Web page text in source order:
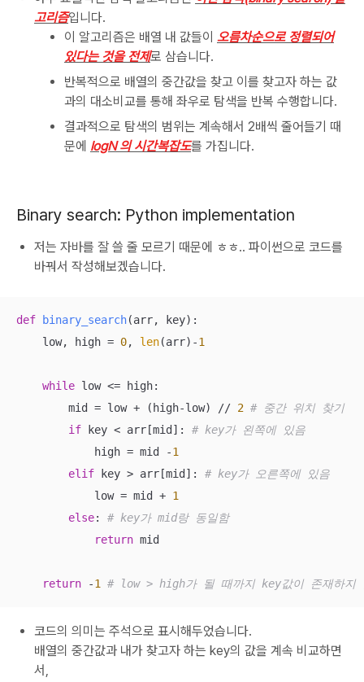
고리즘입니다.
이 알고리즘은 배열 내 값들이 오름차순으로 정렬되어
있다는 것을 전제로 삼습니다.
반복적으로 배열의 중간값을 찾고 이를 찾고자 하는 값
과의 대소비교를 통해 좌우로 탐색을 반복 수행합니다.
결과적으로 탐색의 범위는 계속해서 2배씩 줄어들기 때
문에 logN 의 시간복잡도를 가집니다.
Binary search: Python implementation
저는 자바를 잘 쓸 줄 모르기 때문에 ㅎㅎ.. 파이썬으로 코드를
바꿔서 작성해보겠습니다.
def binary_search(arr, key):
    low, high =
0, len(arr)-1
while low <= high:
    	mid = low + (high-low) //
2 # 중간 위치 찾기
if key < arr[mid]: # key가 왼쪽에 있음
            high = mid -
1
elif key > arr[mid]: # key가 오른쪽에 있음
            low = mid +
1
else: # key가 mid랑 동일함
return mid
return -1 # low > high가 될 때까지 key값이 존재하지
코드의 의미는 주석으로 표시해두었습니다.
배열의 중간값과 내가 찾고자 하는 key의 값을 계속 비교하면
서,